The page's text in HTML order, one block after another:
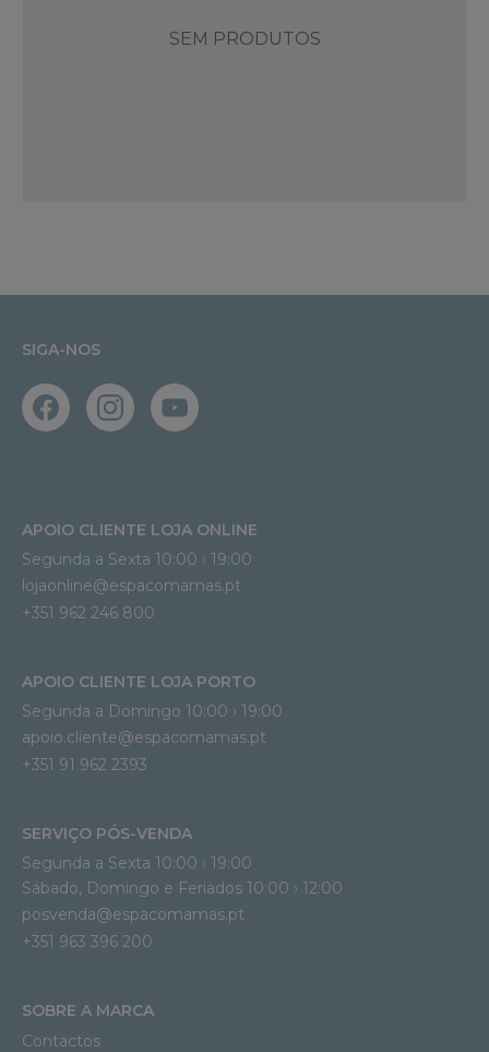
SEM PRODUTOS
SIGA-NOS
APOIO CLIENTE LOJA ONLINE
Segunda a Sexta 10:00 › 19:00
lojaonline@espacomamas.pt
+351 962 246 800
APOIO CLIENTE LOJA PORTO
Segunda a Domingo 10:00 › 19:00
apoio.cliente@espacomamas.pt
+351 91 962 2393
SERVIÇO PÓS-VENDA
Segunda a Sexta 10:00 › 19:00
Sábado, Domingo e Feriados 10:00 › 12:00
posvenda@espacomamas.pt
+351 963 396 200
SOBRE A MARCA
Contactos